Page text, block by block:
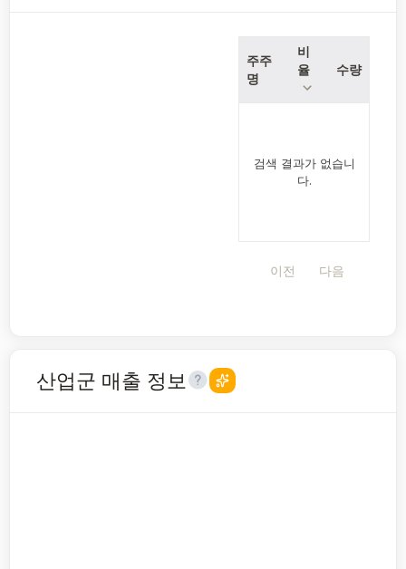
주주
명
비
율
수량
검색 결과가 없습니
다.
이전 다음
산업군 매출 정보